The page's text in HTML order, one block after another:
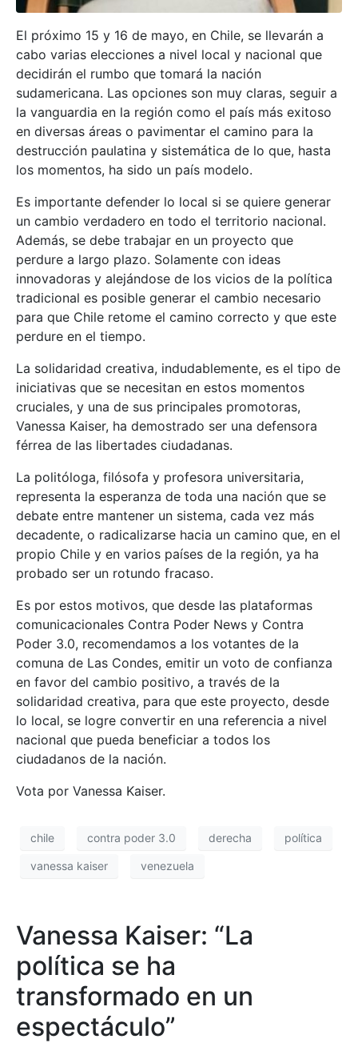
El próximo 15 y 16 de mayo, en Chile, se llevarán a
cabo varias elecciones a nivel local y nacional que
decidirán el rumbo que tomará la nación
sudamericana. Las opciones son muy claras, seguir a
la vanguardia en la región como el país más exitoso
en diversas áreas o pavimentar el camino para la
destrucción paulatina y sistemática de lo que, hasta
los momentos, ha sido un país modelo.
Es importante defender lo local si se quiere generar
un cambio verdadero en todo el territorio nacional.
Además, se debe trabajar en un proyecto que
perdure a largo plazo. Solamente con ideas
innovadoras y alejándose de los vicios de la política
tradicional es posible generar el cambio necesario
para que Chile retome el camino correcto y que este
perdure en el tiempo.
La solidaridad creativa, indudablemente, es el tipo de
iniciativas que se necesitan en estos momentos
cruciales, y una de sus principales promotoras,
Vanessa Kaiser, ha demostrado ser una defensora
férrea de las libertades ciudadanas.
La politóloga, filósofa y profesora universitaria,
representa la esperanza de toda una nación que se
debate entre mantener un sistema, cada vez más
decadente, o radicalizarse hacia un camino que, en el
propio Chile y en varios países de la región, ya ha
probado ser un rotundo fracaso.
Es por estos motivos, que desde las plataformas
comunicacionales Contra Poder News y Contra
Poder 3.0, recomendamos a los votantes de la
comuna de Las Condes, emitir un voto de confianza
en favor del cambio positivo, a través de la
solidaridad creativa, para que este proyecto, desde
lo local, se logre convertir en una referencia a nivel
nacional que pueda beneficiar a todos los
ciudadanos de la nación.
Vota por Vanessa Kaiser.
chile contra poder 3.0 derecha política
vanessa kaiser venezuela
Vanessa Kaiser: “La
política se ha
transformado en un
espectáculo”